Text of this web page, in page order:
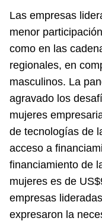
Las empresas
menor
como en las
regionales, en
masculinos. La
agravado los
mujeres
de tecnologías de
acceso a
financiamiento de
mujeres es de
empresas
expresaron la